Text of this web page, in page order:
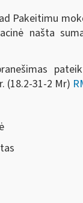
Pakeitimu
našta
(18.2-31-2 Mr)